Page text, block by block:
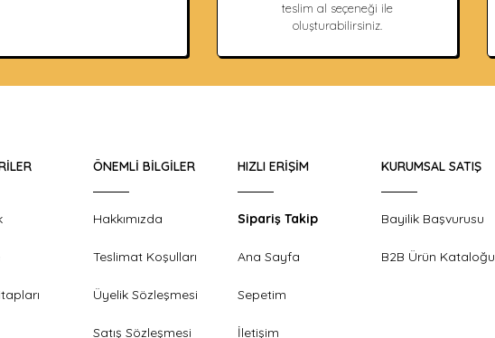
teslim al seçeneği ile
oluşturabilirsiniz.
ÖNEMLI BILGILER
Hakkımızda
Teslimat Koşulları
Üyelik Sözleşmesi
Satış Sözleşmesi
HIZLI ERIŞIM
Sipariş Takip
Ana Sayfa
Sepetim
İletişim
KURUMSAL SATIŞ
Bayilik Başvurusu
B2B Ürün Kataloğu